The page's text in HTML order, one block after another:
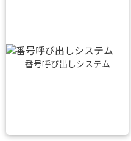
番号呼び出しシステム